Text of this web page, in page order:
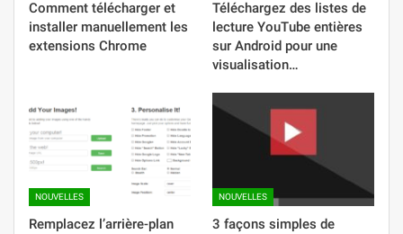
Comment télécharger et
installer manuellement les
extensions Chrome
Téléchargez des listes de
lecture YouTube entières
sur Android pour une
visualisation…
NOUVELLES
Remplacez l’arrière-plan
NOUVELLES
3 façons simples de